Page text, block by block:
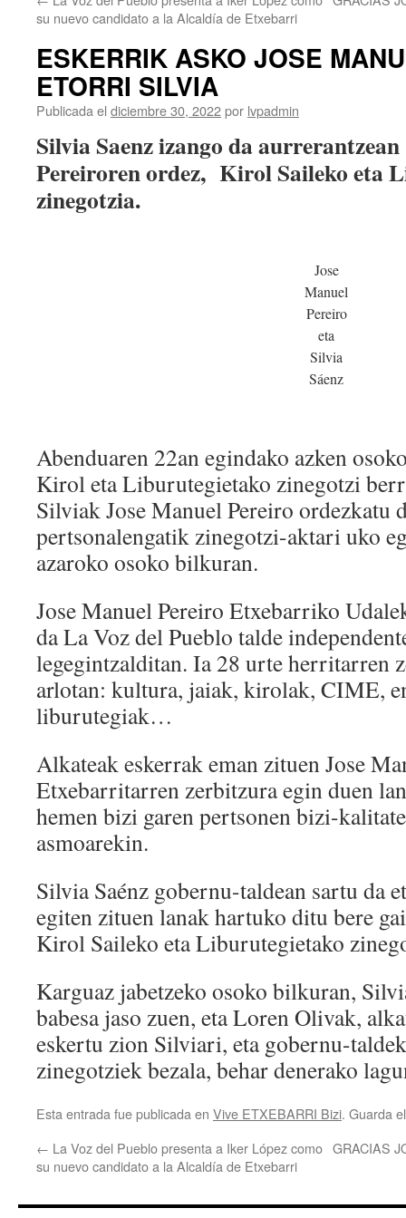
su nuevo candidato a la Alcaldía de Etxebarri
ESKERRIK ASKO JOSE
ETORRI SILVIA
Publicada el diciembre 30, 2022por lvpadmin
Silvia Saenz izango da
Pereiroren ordez, Kirol Saileko eta
zinegotzia.
Jose
Manuel
Pereiro
eta
Silvia
Sáenz
Abenduaren 22an egindako azken
Kirol eta Liburutegietako zinegotzi
Silviak Jose Manuel Pereiro ordezkatu
pertsonalengatik zinegotzi-aktari uko
azaroko osoko bilkuran.
Jose Manuel Pereiro Etxebarriko
da La Voz del Pueblo talde
legegintzalditan. Ia 28 urte herritarren
arlotan: kultura, jaiak, kirolak, CIME,
liburutegiak…
Alkateak eskerrak eman zituen Jose
Etxebarritarren zerbitzura egin duen
hemen bizi garen pertsonen bizi-
asmoarekin.
Silvia Saénz gobernu-taldean sartu da
egiten zituen lanak hartuko ditu bere
Kirol Saileko eta Liburutegietako
Karguaz jabetzeko osoko bilkuran,
babesa jaso zuen, eta Loren Olivak,
eskertu zion Silviari, eta gobernu-
zinegotziek bezala, behar denerako
Esta entrada fue publicada en Vive ETXEBARRI Bizi. Guarda
← La Voz del Pueblo presenta a Iker López como
su nuevo candidato a la Alcaldía de Etxebarri
GRACIAS